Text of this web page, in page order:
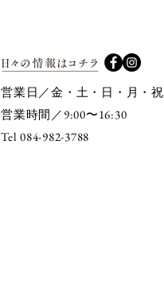
営業日／金・土・日・月・祝
営業時間／ 9:00〜16:30
Tel 084-982-3788